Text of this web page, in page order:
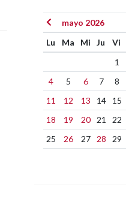
mayo 2026
Lu
Ma Mi Ju Vi
1
4
5 6 7 8
11
12 13 14 15
18
19 20 21 22
25
26 27 28 29